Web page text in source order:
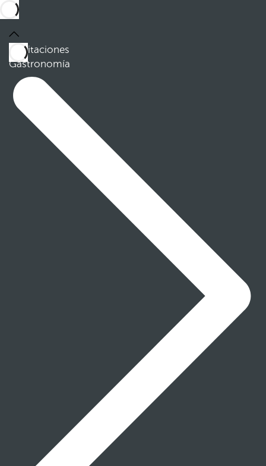
Habitaciones
Gastronomía